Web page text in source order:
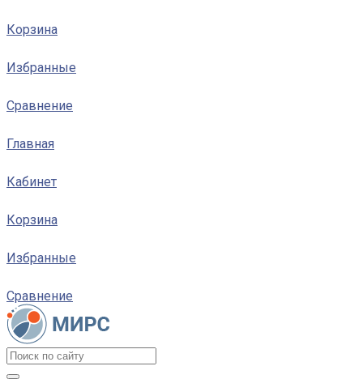
Корзина
Избранные
Сравнение
Главная
Кабинет
Корзина
Избранные
Сравнение